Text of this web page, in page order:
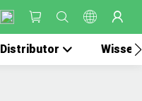
Distributor Wissen